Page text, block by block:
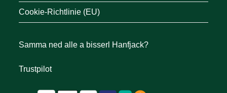
Cookie-Richtlinie (EU)
Samma ned alle a bisserl Hanfjack?
Trustpilot